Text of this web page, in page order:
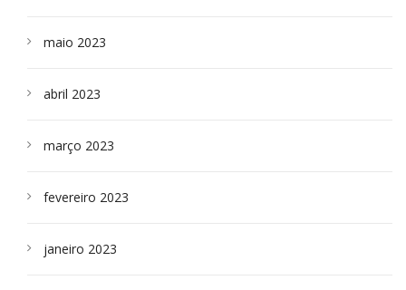
maio 2023
abril 2023
março 2023
fevereiro 2023
janeiro 2023